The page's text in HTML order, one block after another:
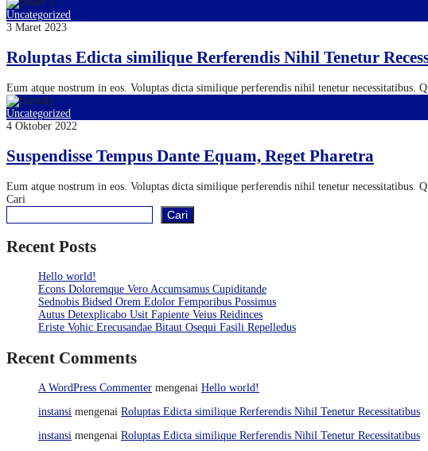
Uncategorized
3 Maret 2023
Roluptas Edicta similique Rerferendis Nihil Tenetur
Eum atque nostrum in eos. Voluptas dicta similique perferendis nihil tenetur necessitatibus.
Uncategorized
4 Oktober 2022
Suspendisse Tempus Dante Equam, Reget Pharetra
Eum atque nostrum in eos. Voluptas dicta similique perferendis nihil tenetur necessitatibus.
Cari
Cari
Recent Posts
Hello world!
Econs Doloremque Vero Accumsamus Cupiditande
Sednobis Bidsed Orem Edolor Femporibus Possimus
Autus Detexplicabo Usit Fapiente Veius Reidinces
Eriste Vohic Erecusandae Bitaut Osequi Fasili Repelledus
Recent Comments
A WordPress Commenter mengenai Hello world!
instansi mengenai Roluptas Edicta similique Rerferendis Nihil Tenetur Recessitatibus
instansi mengenai Roluptas Edicta similique Rerferendis Nihil Tenetur Recessitatibus